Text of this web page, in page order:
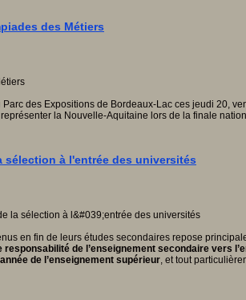
des Métiers
des Expositions de Bordeaux-Lac ces jeudi 20,
la Nouvelle-Aquitaine lors de la finale
à l'entrée des universités
en fin de leurs études secondaires repose
de l’enseignement secondaire vers
de l’enseignement supérieur, et tout